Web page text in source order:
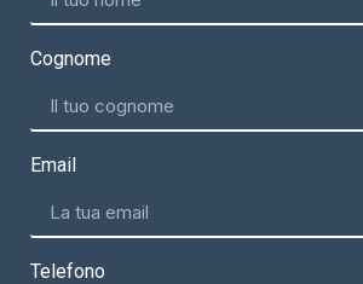
Cognome
Email
Telefono